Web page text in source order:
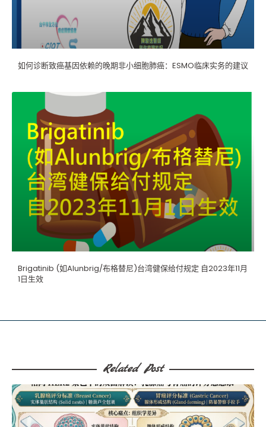
如何诊断致癌基因依赖的晚期非小细胞肺癌：ESMO临床实务的建议
Brigatinib (如Alunbrig/布格替尼)台湾健保给付规定 自2023年11月
1日生效
Related Post​